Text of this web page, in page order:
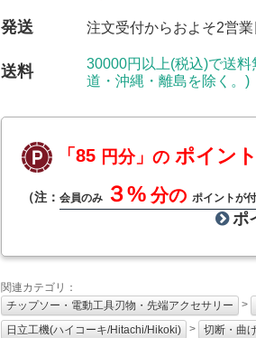
発送 注文受付からおよそ2営
送料
30000円以上(税込)で送
道・沖縄・離島を除く。)
「85 円分」のポイント
（注： 会員のみ ３% 分のポイントが
ポ
関連カテゴリ：
チップソー・電動工具刃物・先端アクセサリー
>
日立工機(ハイコーキ/Hitachi/Hikoki)
> 切断・曲